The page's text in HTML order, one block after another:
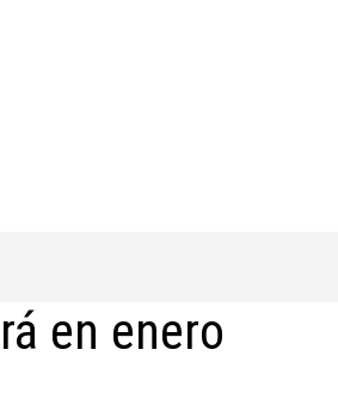
en enero